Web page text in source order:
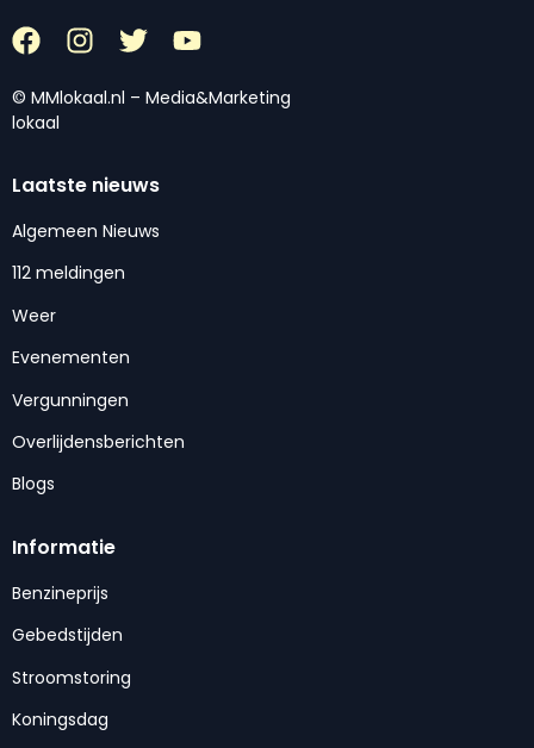
© MMlokaal.nl – Media&Marketing
lokaal
Laatste nieuws
Algemeen Nieuws
112 meldingen
Weer
Evenementen
Vergunningen
Overlijdensberichten
Blogs
Informatie
Benzineprijs
Gebedstijden
Stroomstoring
Koningsdag